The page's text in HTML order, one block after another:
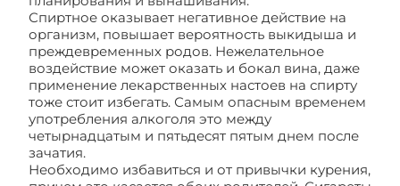
Спиртное оказывает негативное действие на
организм, повышает вероятность выкидыша и
преждевременных родов. Нежелательное
воздействие может оказать и бокал вина, даже
применение лекарственных настоев на спирту
тоже стоит избегать. Самым опасным временем
употребления алкоголя это между
четырнадцатым и пятьдесят пятым днем после
зачатия.
Необходимо избавиться и от привычки курения,